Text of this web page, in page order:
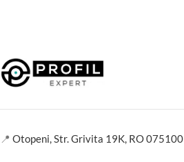
📍 Otopeni, Str. Grivita 19K, RO 075100